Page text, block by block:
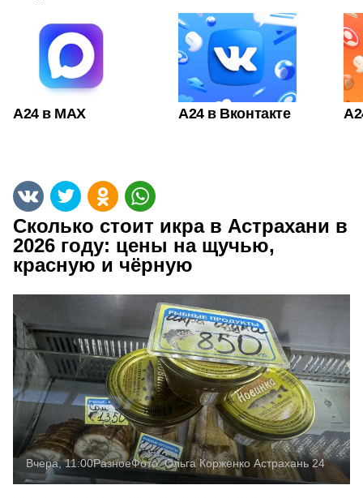
А24 в MAX А24 в Вконтакте
Сколько стоит икра в Астрахани в
2026 году: цены на щучью,
красную и чёрную
Вчера, 11:00РазноеФото:Ольга Корженко Астрахань 24